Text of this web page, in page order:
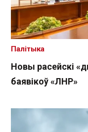
Новы расейскі
баявікоў «ЛНР»
Палітыка